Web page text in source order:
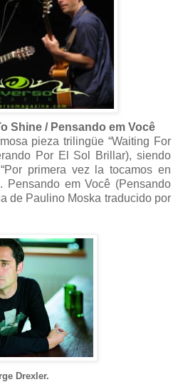
Shine / Pensando em Você
pieza trilingüe “Waiting For
Por El Sol Brillar), siendo
primera vez la tocamos en
Pensando em Você (Pensando
de Paulino Moska traducido por
Drexler.